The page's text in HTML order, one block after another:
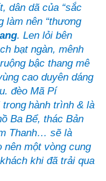
dân dã của “sắc
làm nên “thương
. Len lỏi bên
bạt ngàn, mênh
bậc thangmê
cao duyên dáng
đèo Mã Pí
hành trình & là
Ba Bể, thác Bản
Thanh… sẽ là
một vòng cung
khi đã trải qua